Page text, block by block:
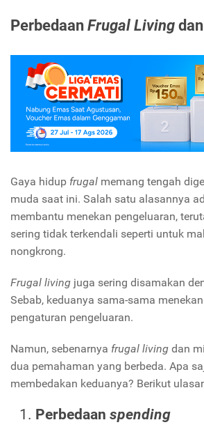
PerbedaanFrugal Living
Gaya hidup frugal memang tengah
muda saat ini. Salah satu alasannya
membantu menekan pengeluaran,
sering tidak terkendali seperti untuk
nongkrong.
Frugal living juga sering disamakan
Sebab, keduanya sama-sama
pengaturan pengeluaran.
Namun, sebenarnya frugal living dan
dua pemahaman yang berbeda. Apa
membedakan keduanya? Berikut
Perbedaan spending